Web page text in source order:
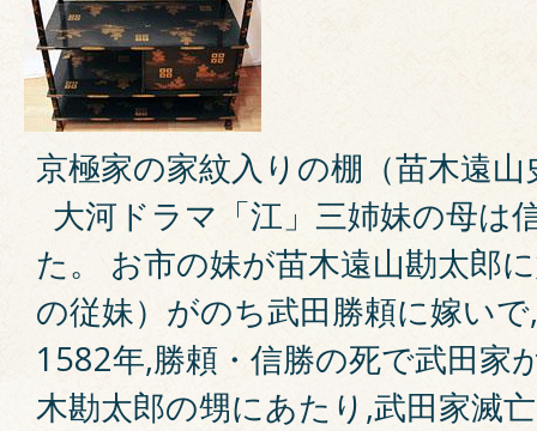
京極家の家紋入りの棚（苗木遠山
大河ドラマ「江」三姉妹の母は
た。 お市の妹が苗木遠山勘太郎
の従妹）がのち武田勝頼に嫁い
1582年,勝頼・信勝の死で武田家
木勘太郎の甥にあたり,武田家滅